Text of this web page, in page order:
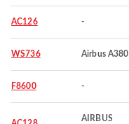
AC126 -
WS736 Airbus A380
F8600 -
AIRBUS